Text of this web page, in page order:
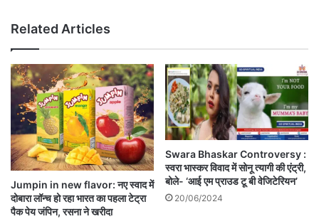
Related Articles
Jumpin in new flavor: नए स्वाद में
दोबारा लॉन्च हो रहा भारत का पहला टेट्रा
पैक पेय जंपिन, रसना ने खरीदा
Swara Bhaskar Controversy :
स्वरा भास्कर विवाद में सोनू त्यागी की एंट्री,
बोले- ‘आई एम प्राउड टू बी वेजिटेरियन’
20/06/2024